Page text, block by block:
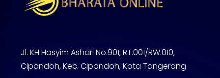
Jl. KH Hasyim Ashari No.901, RT.001/RW.010,
Cipondoh, Kec. Cipondoh, Kota Tangerang